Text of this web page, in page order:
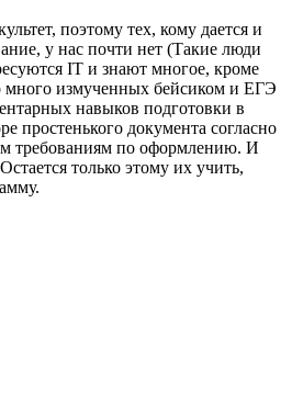
поэтому тех, кому дается и
у нас почти нет (Такие люди
IT и знают многое, кроме
много измученных бейсиком и ЕГЭ
навыков подготовки в
простенького документа согласно
требованиям по оформлению. И
только этому их учить,